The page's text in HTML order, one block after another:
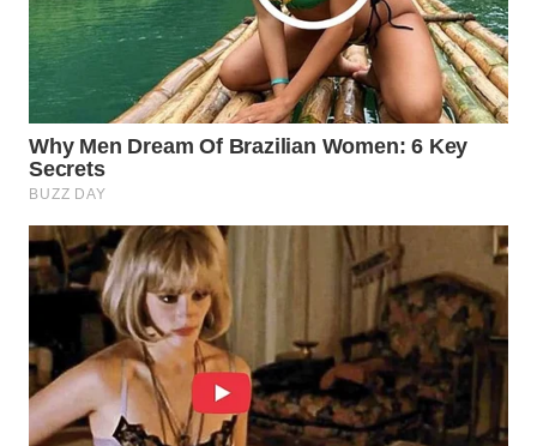
WAHANA
INFRASTRUKTUR
WAHANA
KONSUMEN
WAHANA
LISTRIK
WAHANA
TRAVEL
WAHANA
TV